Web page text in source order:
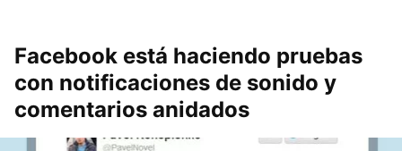
Facebook está haciendo pruebas
con notificaciones de sonido y
comentarios anidados